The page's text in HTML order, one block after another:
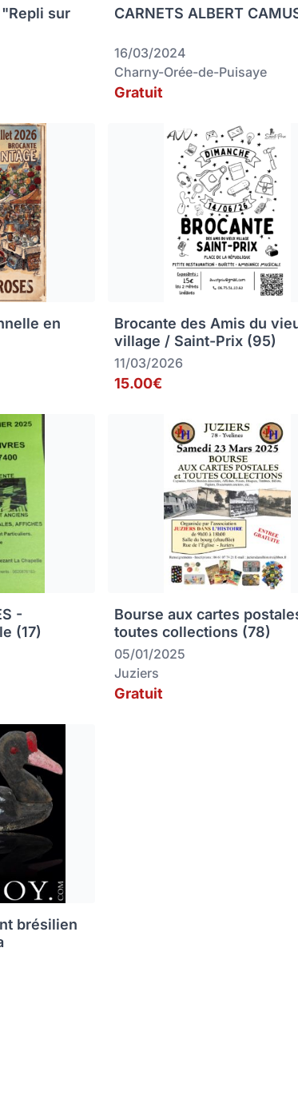
sur
CARNETS ALBERT
16/03/2024
Charny-Orée-de-Puisaye
Gratuit
en
Brocante des Amis du
village / Saint-Prix (95)
11/03/2026
15.00€
-
(17)
Bourse aux cartes
toutes collections (78)
05/01/2025
Juziers
Gratuit
brésilien